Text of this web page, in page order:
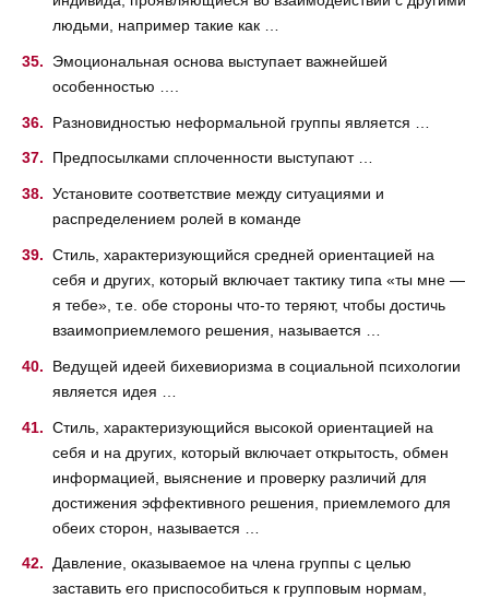
людьми, например такие как …
Эмоциональная основа выступает важнейшей
особенностью ….
Разновидностью неформальной группы является …
Предпосылками сплоченности выступают …
Установите соответствие между ситуациями и
распределением ролей в команде
Стиль, характеризующийся средней ориентацией на
себя и других, который включает тактику типа «ты мне —
я тебе», т.е. обе стороны что-то теряют, чтобы достичь
взаимоприемлемого решения, называется …
Ведущей идеей бихевиоризма в социальной психологии
является идея …
Стиль, характеризующийся высокой ориентацией на
себя и на других, который включает открытость, обмен
информацией, выяснение и проверку различий для
достижения эффективного решения, приемлемого для
обеих сторон, называется …
Давление, оказываемое на члена группы с целью
заставить его приспособиться к групповым нормам,